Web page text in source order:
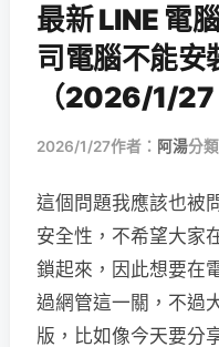
最新 LINE 電
司電腦不能安
（2026/1/27
2026/1/27作者： 阿湯分類
這個問題我應該也被
安全性，不希望大家
鎖起來，因此想要在
過網管這一關，不過
版，比如像今天要分